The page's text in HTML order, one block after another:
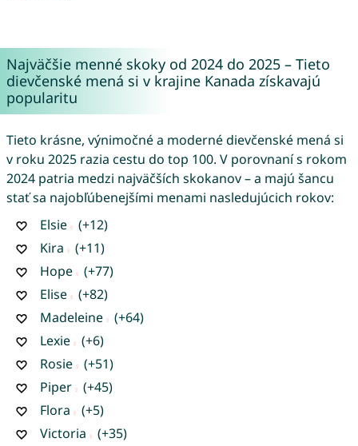
Najväčšie menné skoky od 2024 do 2025 – Tieto
dievčenské mená si v krajine Kanada získavajú
popularitu
Tieto krásne, výnimočné a moderné dievčenské mená si
v roku 2025 razia cestu do top 100. V porovnaní s rokom
2024 patria medzi najväčších skokanov – a majú šancu
stať sa najobľúbenejšími menami nasledujúcich rokov:
Elsie
(+12)
Kira
(+11)
Hope
(+77)
Elise
(+82)
Madeleine
(+64)
Lexie
(+6)
Rosie
(+51)
Piper
(+45)
Flora
(+5)
Victoria
(+35)